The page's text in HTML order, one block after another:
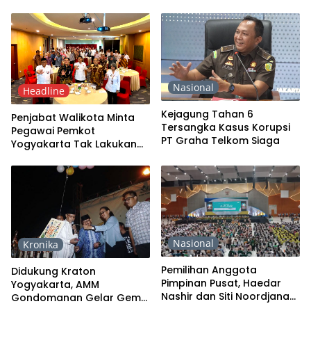
Komitmen
Bermuhammadiyah
Headline
Penjabat Walikota Minta
Pegawai Pemkot
Yogyakarta Tak Lakukan
Nasional
Kejagung Tahan 6
Tersangka Kasus Korupsi
PT Graha Telkom Siaga
Kronika
Didukung Kraton
Yogyakarta, AMM
Gondomanan Gelar Gema
Nasional
Pemilihan Anggota
Pimpinan Pusat, Haedar
Nashir dan Siti Noordjanah